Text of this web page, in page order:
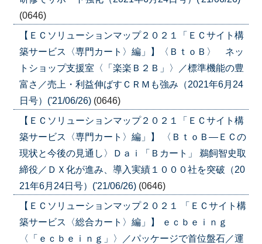
(0646)
【ＥＣソリューションマップ２０２１「ＥＣサイト構
築サービス〈専門カート〉編」】〈ＢｔｏＢ〉 ネッ
トショップ支援室〈「楽楽Ｂ２Ｂ」〉／標準機能の豊
富さ／売上・利益伸ばすＣＲＭも強み（2021年6月24
日号）('21/06/26) (0646)
【ＥＣソリューションマップ２０２１「ＥＣサイト構
築サービス〈専門カート〉編」】 〈ＢｔｏＢ―ＥＣの
現状と今後の見通し〉Ｄａｉ「Ｂカート」 鵜飼智史取
締役／ＤＸ化が進み、導入実績１０００社を突破（20
21年6月24日号）('21/06/26) (0646)
【ＥＣソリューションマップ２０２１ 「ＥＣサイト構
築サービス〈総合カート〉編」】 ｅｃｂｅｉｎｇ
〈「ｅｃｂｅｉｎｇ」〉／パッケージで首位盤石／運